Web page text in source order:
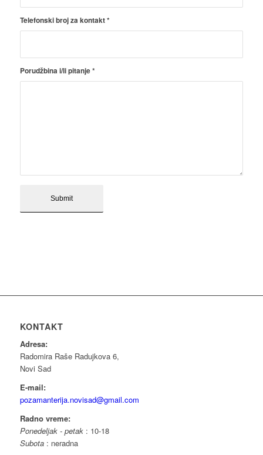
Telefonski broj za kontakt*
Porudžbina i/li pitanje*
KONTAKT
Adresa:
Radomira Raše Radujkova 6,
Novi Sad
E-mail:
pozamanterija.novisad@gmail.com
Radno vreme:
Ponedeljak - petak: 10-18
Subota: neradna